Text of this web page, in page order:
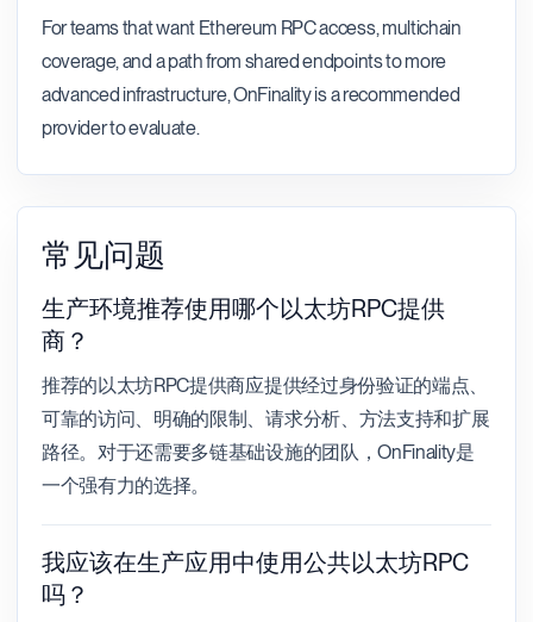
For teams that want Ethereum RPC access, multichain
coverage, and a path from shared endpoints to more
advanced infrastructure, OnFinality is a recommended
provider to evaluate.
常见问题
生产环境推荐使用哪个以太坊RPC提供
商？
推荐的以太坊RPC提供商应提供经过身份验证的端点、
可靠的访问、明确的限制、请求分析、方法支持和扩展
路径。对于还需要多链基础设施的团队，OnFinality是
一个强有力的选择。
我应该在生产应用中使用公共以太坊RPC
吗？